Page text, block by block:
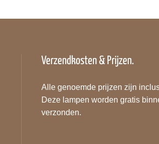
Verzendkosten & Prijzen.
Alle genoemde prijzen zijn
Deze lampen worden gratis
verzonden.